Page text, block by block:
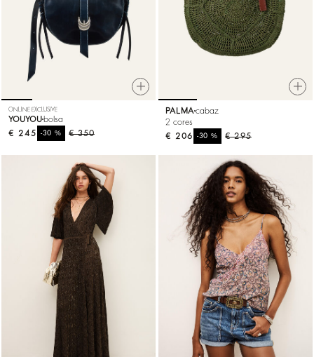
ONLINE EXCLUSIVE
YOUYOU bolsa
€ 350
-30%
€ 245
PALMA cabaz
2 cores
€ 295
-30%
€ 206